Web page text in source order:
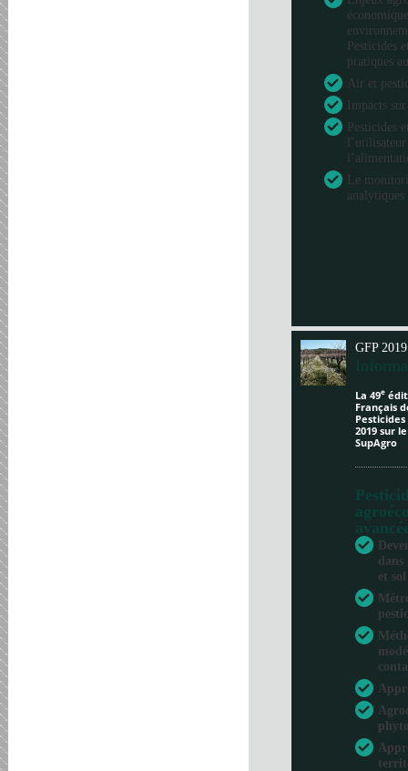
Pesticides
pratiques
Air et
Impacts
Pesticides
Le
GFP 2019
La 49e
Français
2019 sur
SupAgro
dans
et sol